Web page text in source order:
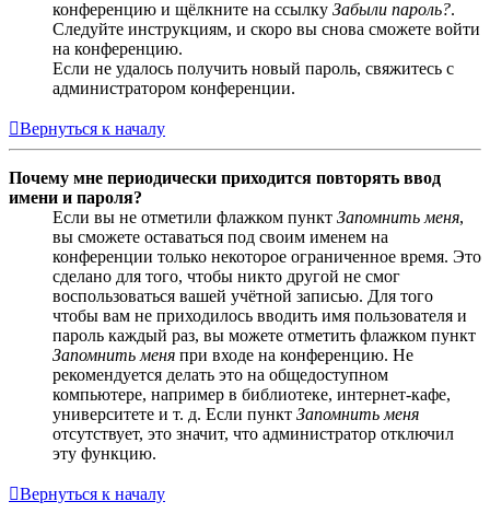
конференцию и щёлкните на ссылку Забыли пароль?.
Следуйте инструкциям, и скоро вы снова сможете войти
на конференцию.
Если не удалось получить новый пароль, свяжитесь с
администратором конференции.
Вернуться к началу
Почему мне периодически приходится повторять ввод
имени и пароля?
Если вы не отметили флажком пункт Запомнить меня,
вы сможете оставаться под своим именем на
конференции только некоторое ограниченное время. Это
сделано для того, чтобы никто другой не смог
воспользоваться вашей учётной записью. Для того
чтобы вам не приходилось вводить имя пользователя и
пароль каждый раз, вы можете отметить флажком пункт
Запомнить меня при входе на конференцию. Не
рекомендуется делать это на общедоступном
компьютере, например в библиотеке, интернет-кафе,
университете и т. д. Если пункт Запомнить меня
отсутствует, это значит, что администратор отключил
эту функцию.
Вернуться к началу